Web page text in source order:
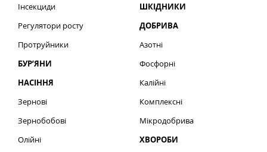
Інсекциди
Регулятори росту
Протруйники
БУР’ЯНИ
НАСІННЯ
Зернові
Зернобобові
Олійні
ШКІДНИКИ
ДОБРИВА
Азотні
Фосфорні
Калійні
Комплексні
Мікродобрива
ХВОРОБИ